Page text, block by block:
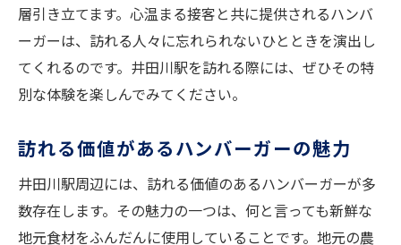
層引き立てます。心温まる接客と共に提供されるハンバ
ーガーは、訪れる人々に忘れられないひとときを演出し
てくれるのです。井田川駅を訪れる際には、ぜひその特
別な体験を楽しんでみてください。
訪れる価値があるハンバーガーの魅力
井田川駅周辺には、訪れる価値のあるハンバーガーが多
数存在します。その魅力の一つは、何と言っても新鮮な
地元食材をふんだんに使用していることです。地元の農